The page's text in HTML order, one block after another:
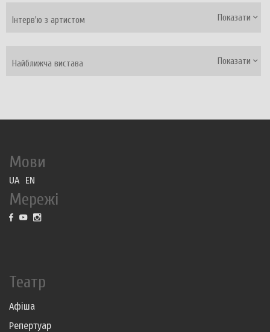
Інтерв'ю з артистом Показати
Найближча вистава Показати
Мови
UA EN
Мережі
Театр
Афіша
Репертуар